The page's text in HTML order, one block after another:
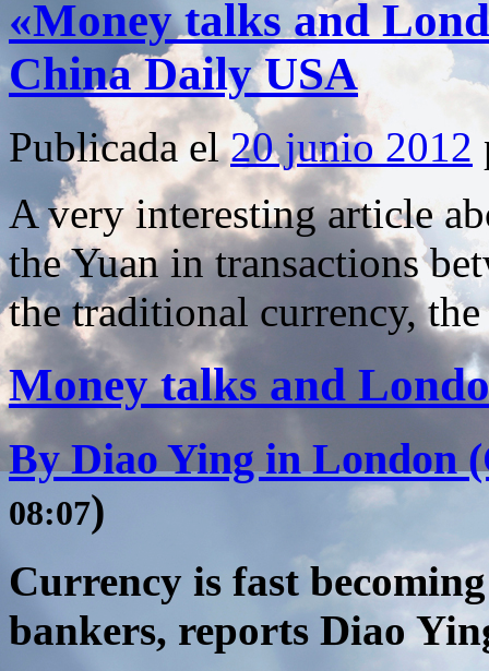
«Money talks and
China Daily USA
Publicada el 20 junio 2012
A very interesting article
the Yuan in transactions
the traditional currency,
Money talks and
By Diao Ying in London
08:07)
Currency is fast
bankers, reports Diao